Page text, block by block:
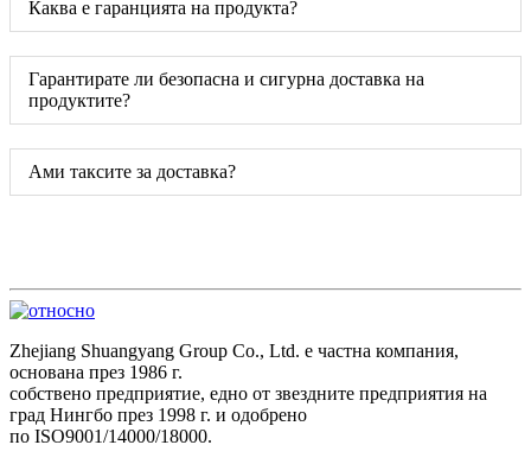
Каква е гаранцията на продукта?
Гарантирате ли безопасна и сигурна доставка на
продуктите?
Ами таксите за доставка?
Zhejiang Shuangyang Group Co., Ltd. е частна компания,
основана през 1986 г.
собствено предприятие, едно от звездните предприятия на
град Нингбо през 1998 г. и одобрено
по ISO9001/14000/18000.